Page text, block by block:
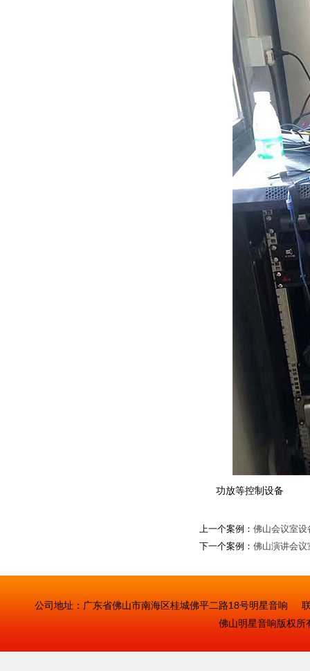
功放等控制设备
上一个案例： 佛山会议室设
下一个案例： 佛山演讲会议
公司地址：广东省佛山市南海区桂城佛平二路18号明星音
佛山明星音响版权